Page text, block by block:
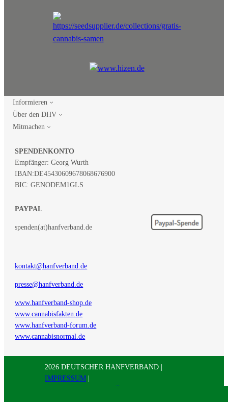
Informieren
Über den DHV
Mitmachen
SPENDENKONTO
Empfänger: Georg Wurth
IBAN:DE45430609678068676900
BIC: GENODEM1GLS
PAYPAL
spenden(at)hanfverband.de
kontakt@hanfverband.de
presse@hanfverband.de
www.hanfverband-shop.de
www.cannabisfakten.de
www.hanfverband-forum.de
www.cannabisnormal.de
2026 DEUTSCHER HANFVERBAND |
IMPRESSUM |